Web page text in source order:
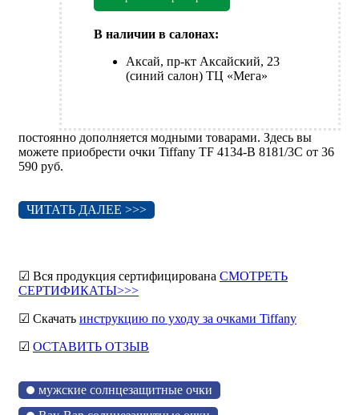
В наличии в салонах:
Аксай, пр-кт Аксайский, 23
(синий салон) ТЦ «Мега»
постоянно дополняется модными товарами. Здесь вы
можете приобрести очки Tiffany TF 4134-B 8181/3C от 36
590 руб.
ЧИТАТЬ ДАЛЕЕ >>>
☑ Вся продукция сертифицирована СМОТРЕТЬ
СЕРТИФИКАТЫ>>>
☑ Скачать инструкцию по уходу за очками Tiffany
☑ ОСТАВИТЬ ОТЗЫВ
мужские солнцезащитные очки